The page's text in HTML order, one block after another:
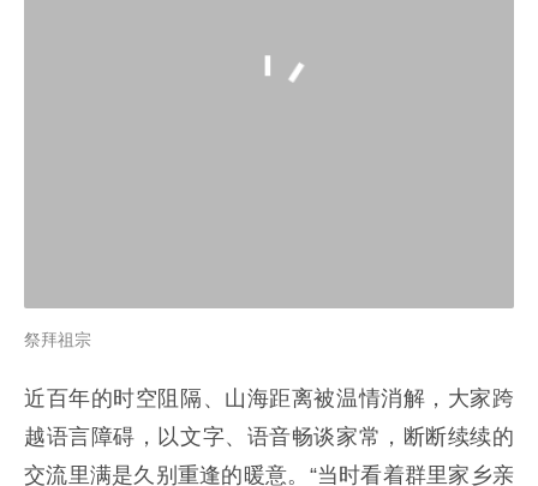
祭拜祖宗
近百年的时空阻隔、山海距离被温情消解，大家跨
越语言障碍，以文字、语音畅谈家常，断断续续的
交流里满是久别重逢的暖意。“当时看着群里家乡亲